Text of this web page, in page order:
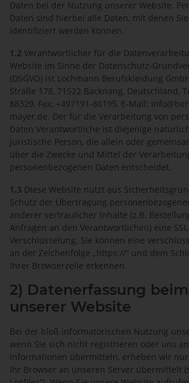
Daten bei der Nutzung unserer Website.
Daten sind hierbei alle Daten, mit denen
identifiziert werden können.
1.2 Verantwortlicher für die
Website im Sinne der Datenschutz-
(DSGVO) ist Lochmann Berufskleidung
Straße 178, 71522 Backnang, Deutschland,
88329, Fax: +497191-86195, E-Mail:
mayer.de. Der für die Verarbeitung von
Daten Verantwortliche ist diejenige
juristische Person, die allein oder
über die Zwecke und Mittel der
personenbezogenen Daten entscheidet.
1.3 Diese Website nutzt aus
Schutz der Übertragung
anderer vertraulicher Inhalte (z.B.
Anfragen an den Verantwortlichen) eine
Verschlüsselung. Sie können eine
an der Zeichenfolge „https://“ und dem
Ihrer Browserzeile erkennen.
2) Datenerfassung
unserer Website
Bei der bloß informatorischen Nutzung
wenn Sie sich nicht registrieren oder uns
Informationen übermitteln, erheben wir
Ihr Browser an unseren Server übermittelt